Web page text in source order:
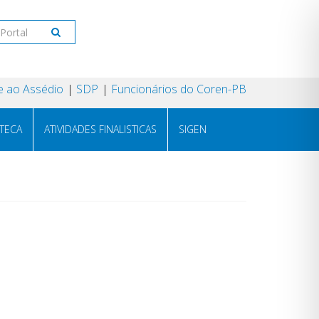
ao Assédio SDP Funcionários do Coren-PB
ATIVIDADES FINALISTICAS SIGEN